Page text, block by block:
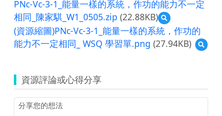
PNc-Vc-3-1_能量一樣的系統，作功的能力不一定
相同_陳家騏_W1_0505.zip (22.88KB)
預
覽
PNc-
Vc-
一
(資源縮圖)PNc-Vc-3-1_能量一樣的系統，作功的
能力不一定相同_ WSQ 學習單.png (27.94KB)
預
覽
圖
Vc-
資源評論或心得分享